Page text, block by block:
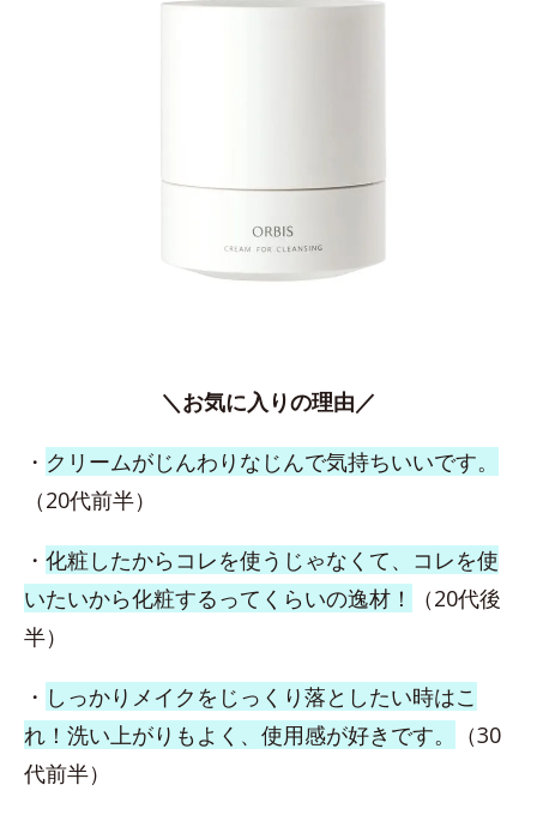
＼お気に入りの理由／
・ クリームがじんわりなじんで気持ちいいです。
（20代前半）
・ 化粧したからコレを使うじゃなくて、コレを使
いたいから化粧するってくらいの逸材！
（20代後
半）
・ しっかりメイクをじっくり落としたい時はこ
れ！洗い上がりもよく、使用感が好きです。
（30
代前半）